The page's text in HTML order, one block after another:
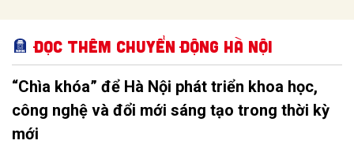
Đọc thêm Chuyển động Hà Nội
“Chìa khóa” để Hà Nội phát triển khoa học,
công nghệ và đổi mới sáng tạo trong thời kỳ
mới